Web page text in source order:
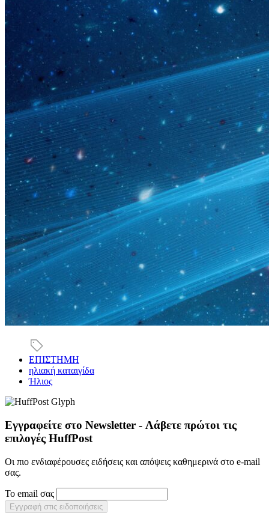
ΕΠΙΣΤΗΜΗ
ηλιακή καταιγίδα
Ήλιος
Εγγραφείτε στο Newsletter - Λάβετε πρώτοι τις
επιλογές HuffPost
Οι πιο ενδιαφέρουσες ειδήσεις και απόψεις καθημερινά στο e-mail
σας.
Το email σας
Εγγραφή στις ειδοποιήσεις